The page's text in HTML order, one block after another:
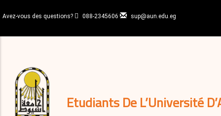
au
principal
Avez-vous des questions? 088-2345606 sup@aun.edu.eg
Etudiants De L’Université
décisions
Expatriés
Journal